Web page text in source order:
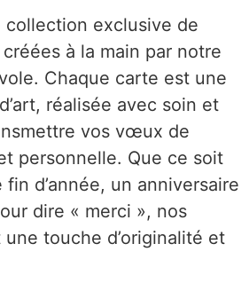
collection exclusive de
à la main par notre
Chaque carte est une
réalisée avec soin et
vos vœux de
personnelle. Que ce soit
d’année, un anniversaire
dire « merci », nos
touche d’originalité et